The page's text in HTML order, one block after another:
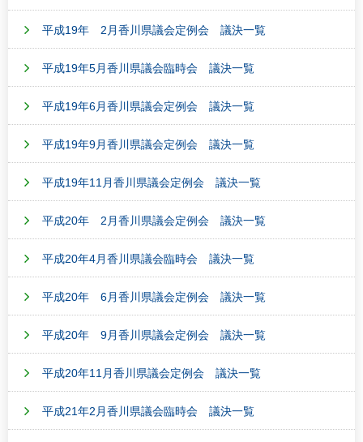
平成19年 2月香川県議会定例会 議決一覧
平成19年5月香川県議会臨時会 議決一覧
平成19年6月香川県議会定例会 議決一覧
平成19年9月香川県議会定例会 議決一覧
平成19年11月香川県議会定例会 議決一覧
平成20年 2月香川県議会定例会 議決一覧
平成20年4月香川県議会臨時会 議決一覧
平成20年 6月香川県議会定例会 議決一覧
平成20年 9月香川県議会定例会 議決一覧
平成20年11月香川県議会定例会 議決一覧
平成21年2月香川県議会臨時会 議決一覧